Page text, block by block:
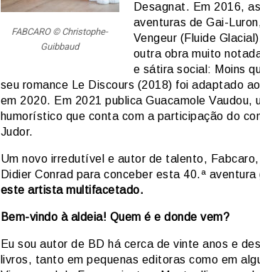
FABCARO © Christophe-
Guibbaud
Desagnat. Em 2016,
aventuras de Gai-
Vengeur (Fluide
outra obra muito
e sátira social: Moins
seu romance Le Discours (2018) foi adaptado
em 2020. Em 2021 publica Guacamole Vaudou,
humorístico que conta com a participação do
Judor.
Um novo irredutível e autor de talento,
Didier Conrad para conceber esta 40.ª aventura
este artista multifacetado.
Bem-vindo à aldeia! Quem é e donde vem?
Eu sou autor de BD há cerca de vinte anos e
livros, tanto em pequenas editoras como em